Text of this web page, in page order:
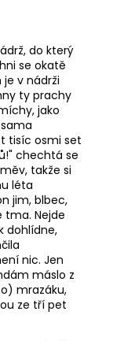
do který
se okatě
v nádrži
ty prachy
jako
tisíc osmi set
chechtá se
takže si
léta
jim, blbec,
tma. Nejde
dohlídne,
nic. Jen
máslo z
mrazáku,
ze tří pet